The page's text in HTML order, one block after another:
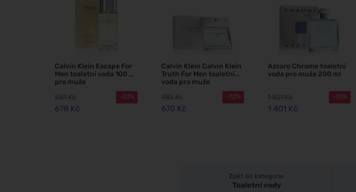
Calvin Klein Escape For
Men toaletní voda 100 ml
pro muže
881 Kč
678 Kč
-23%
Calvin Klein Calvin Klein
Truth For Men toaletní
voda pro muže
985 Kč
670 Kč
-32%
Azzaro Chrome toaletní
voda pro muže 200 ml
1 821 Kč
1 401 Kč
-23%
Zpět do kategorie
Toaletní vody